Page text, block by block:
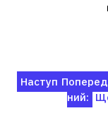
Навігація
записів
Наступ
ний: